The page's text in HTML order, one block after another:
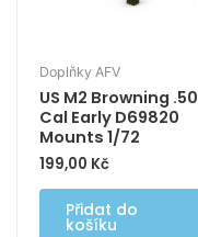
Doplňky AFV
US M2 Browning .50
Cal Early D69820
Mounts 1/72
199,00 Kč
Přidat do
košíku